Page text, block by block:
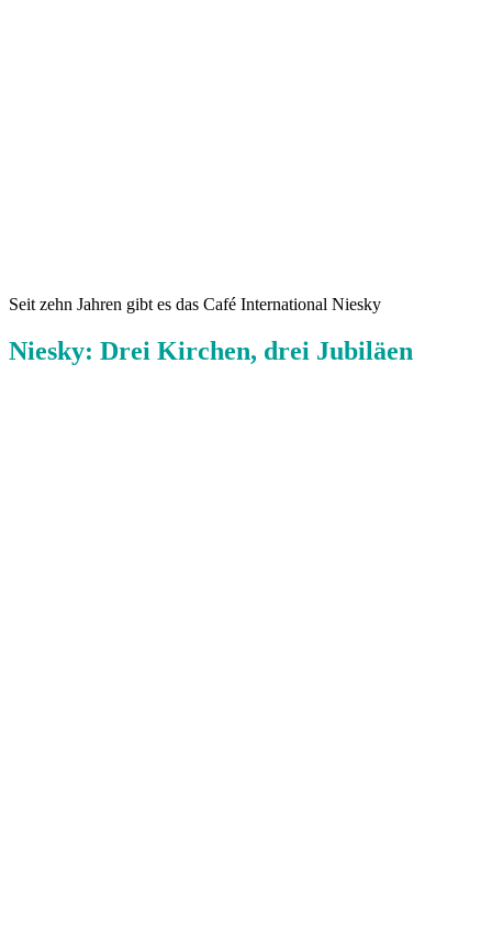
Seit zehn Jahren gibt es das Café International Niesky
Niesky: Drei Kirchen, drei Jubiläen